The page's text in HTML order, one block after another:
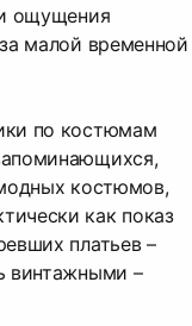
ощущения
малой временной
по костюмам
костюмов,
как показ
платьев –
винтажными –